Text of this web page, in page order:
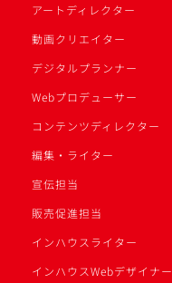
アートディレクター
動画クリエイター
デジタルプランナー
Webプロデューサー
コンテンツディレクター
編集・ライター
宣伝担当
販売促進担当
インハウスライター
インハウスWebデザイナー